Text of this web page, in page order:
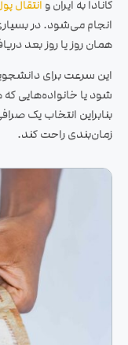
کانادا به ایران و انتقال
انجام می‌شود. در بسیاری
همان روز یا روز بعد
این سرعت برای
شود یا خانواده‌هایی
بنابراین انتخاب یک
زمان‌بندی راحت کند.